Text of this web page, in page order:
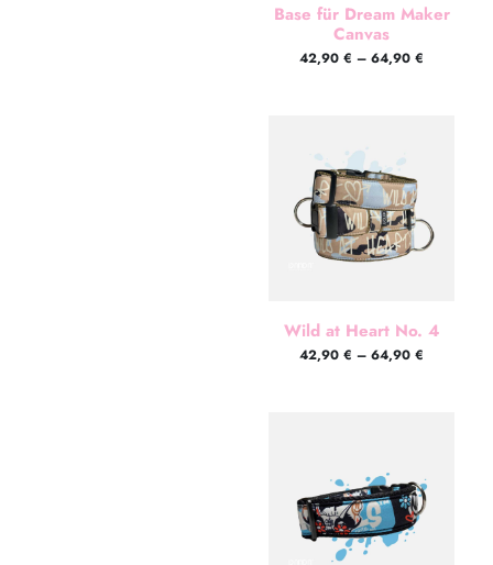
Base für Dream Maker
Canvas
42,90 € – 64,90 €
Wild at Heart No. 4
42,90 € – 64,90 €